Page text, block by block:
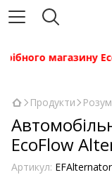
магазину
Продукти
EcoFlow
Артикул: